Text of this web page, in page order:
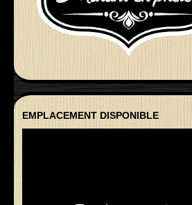
EMPLACEMENT DISPONIBLE